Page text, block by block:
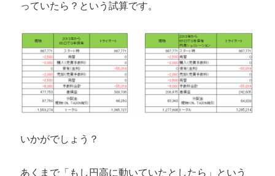
っていたら？という試算です。
いかがでしょう？
あくまで「もし円高に動いていたとしたら」という